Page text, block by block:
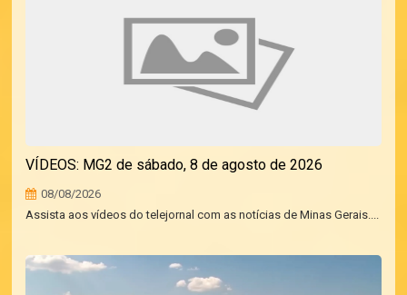
VÍDEOS: MG2 de sábado, 8 de agosto de 2026
08/08/2026
Assista aos vídeos do telejornal com as notícias de Minas Gerais....